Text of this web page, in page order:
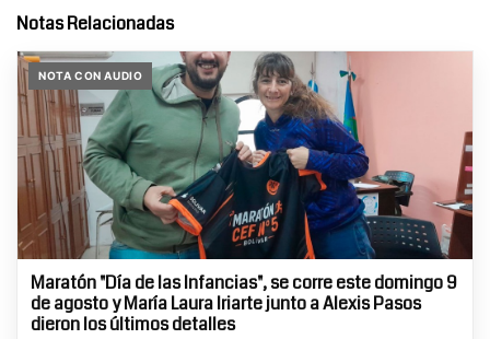
Notas Relacionadas
NOTA CON AUDIO
Maratón "Día de las Infancias", se corre este domingo 9
de agosto y María Laura Iriarte junto a Alexis Pasos
dieron los últimos detalles